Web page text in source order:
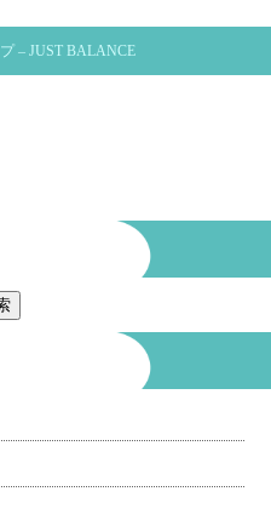
– JUST BALANCE